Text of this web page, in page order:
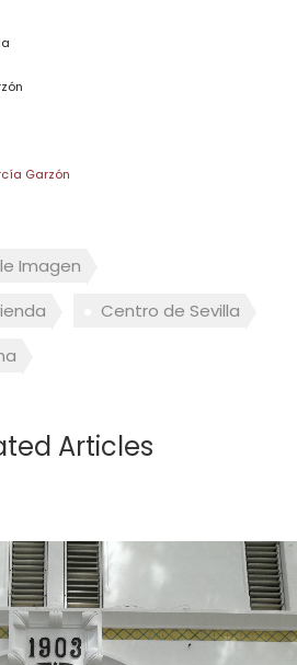
Garzón
Imagen
Centro de Sevilla
Articles